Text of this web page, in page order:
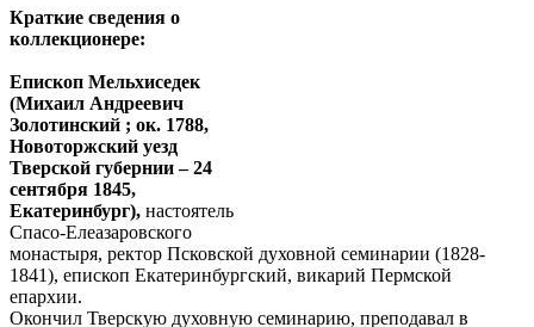
Краткие сведения о
коллекционере:
Епископ Мельхиседек
(Михаил Андреевич
Золотинский ; ок. 1788,
Новоторжский уезд
Тверской губернии – 24
сентября 1845,
Екатеринбург), настоятель
Спасо-Елеазаровского
монастыря, ректор Псковской духовной семинарии (1828-
1841), епископ Екатеринбургский, викарий Пермской
епархии.
Окончил Тверскую духовную семинарию, преподавал в